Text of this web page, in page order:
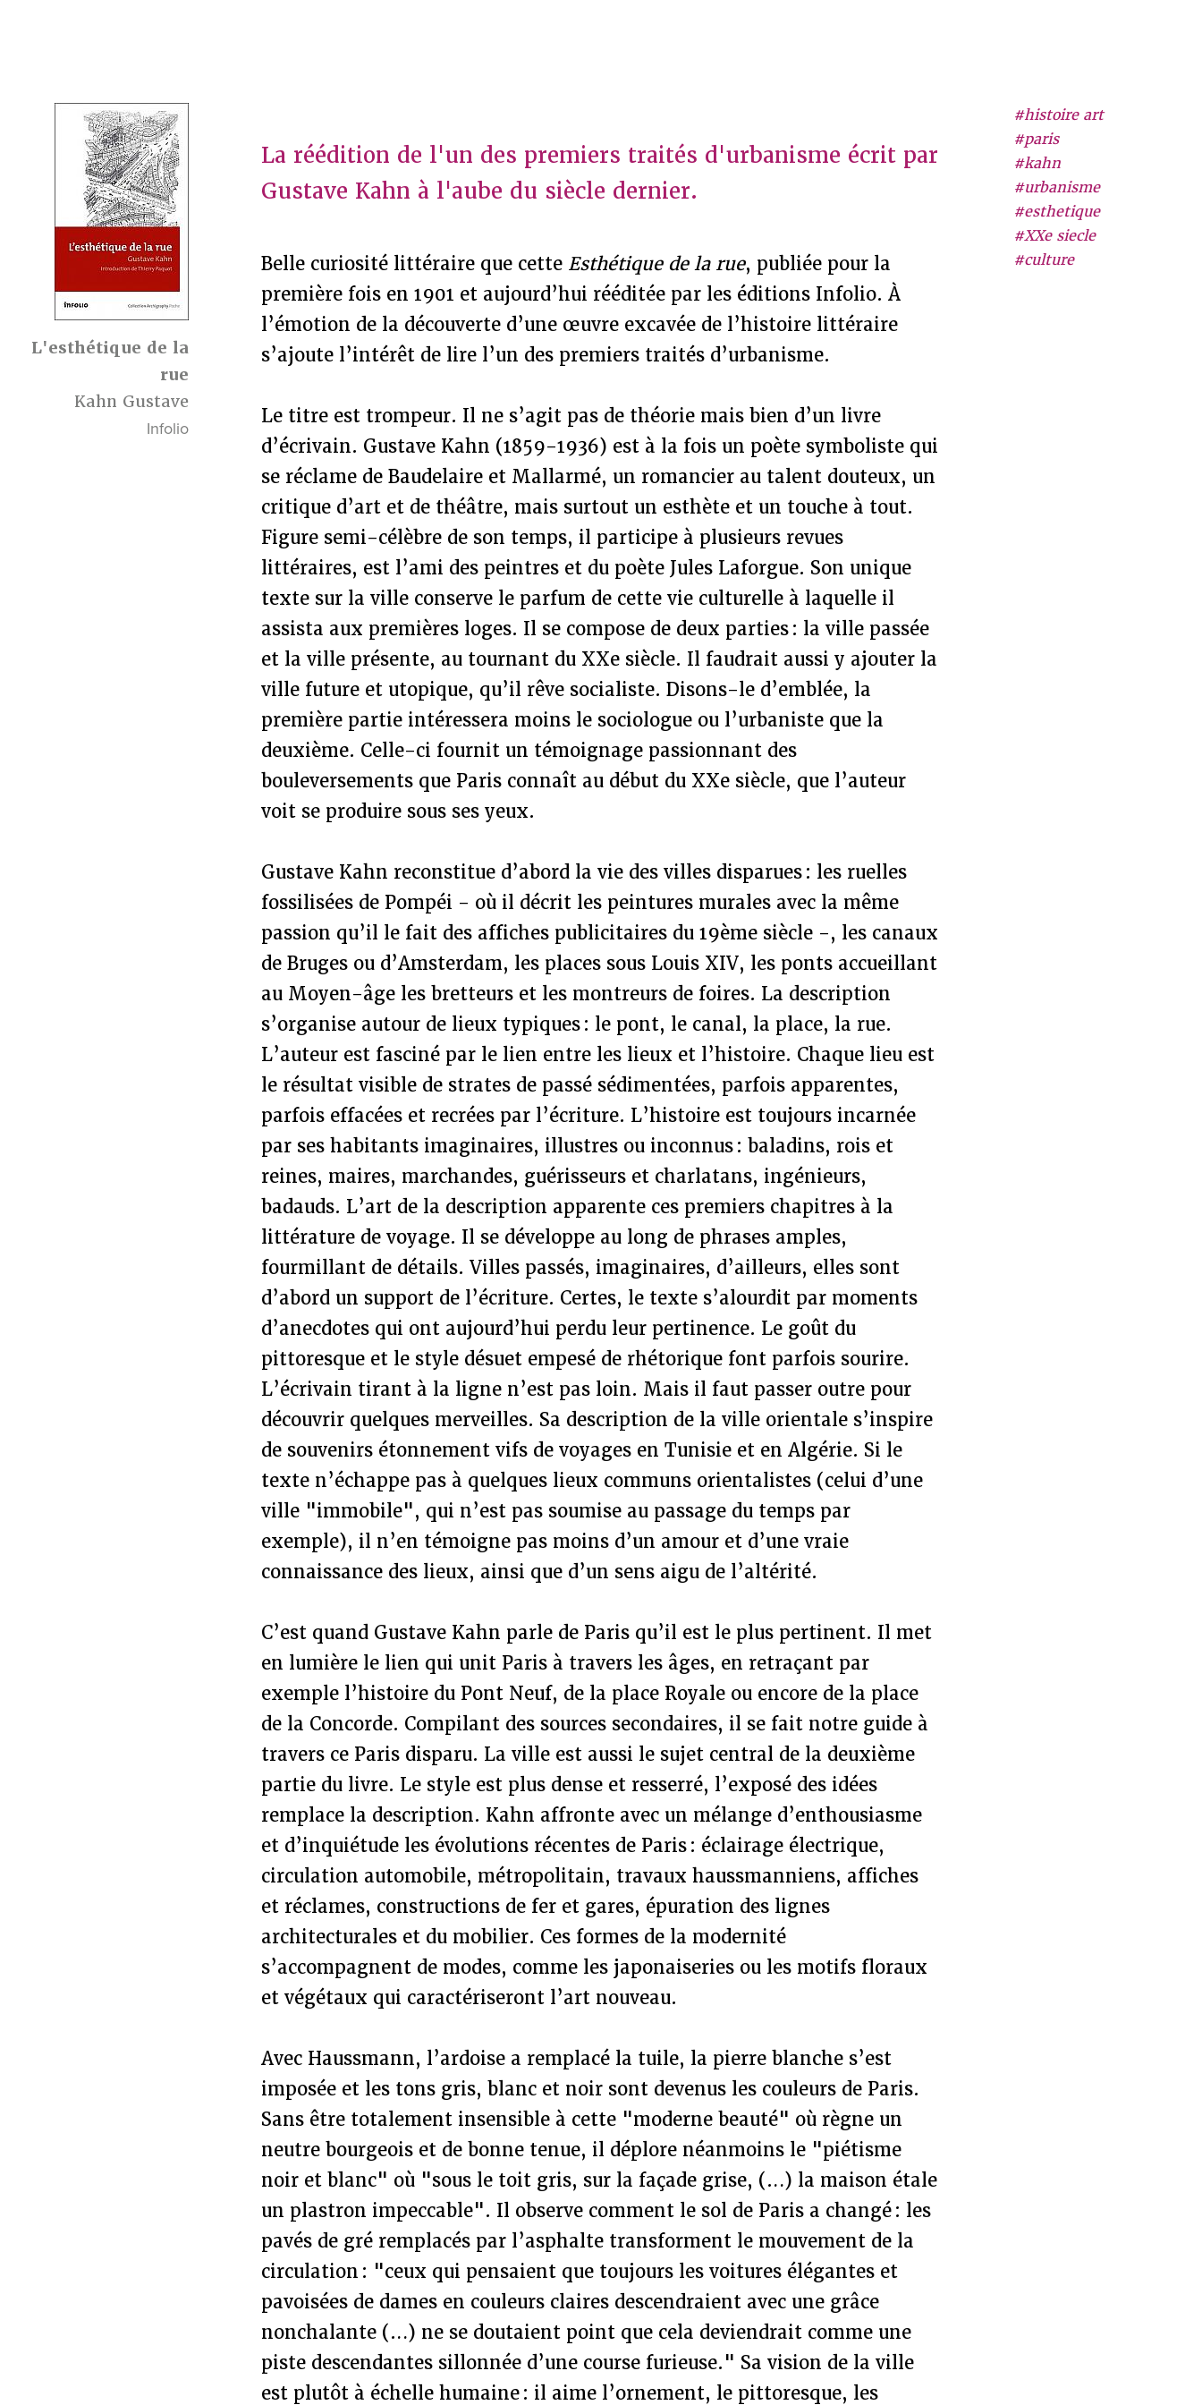
L'esthétique de la
rue
Kahn Gustave
Infolio
#histoire art
#paris
#kahn
#urbanisme
#esthetique
#XXe siecle
#culture
La réédition de l'un des premiers traités d'urbanisme écrit par
Gustave Kahn à l'aube du siècle dernier.
Belle curiosité littéraire que cette Esthétique de la rue, publiée pour la
première fois en 1901 et aujourd’hui rééditée par les éditions Infolio. À
l’émotion de la découverte d’une œuvre excavée de l’histoire littéraire
s’ajoute l’intérêt de lire l’un des premiers traités d’urbanisme.
Le titre est trompeur. Il ne s’agit pas de théorie mais bien d’un livre
d’écrivain. Gustave Kahn (1859-1936) est à la fois un poète symboliste qui
se réclame de Baudelaire et Mallarmé, un romancier au talent douteux, un
critique d’art et de théâtre, mais surtout un esthète et un touche à tout.
Figure semi-célèbre de son temps, il participe à plusieurs revues
littéraires, est l’ami des peintres et du poète Jules Laforgue. Son unique
texte sur la ville conserve le parfum de cette vie culturelle à laquelle il
assista aux premières loges. Il se compose de deux parties : la ville passée
et la ville présente, au tournant du XXe siècle. Il faudrait aussi y ajouter la
ville future et utopique, qu’il rêve socialiste. Disons-le d’emblée, la
première partie intéressera moins le sociologue ou l’urbaniste que la
deuxième. Celle-ci fournit un témoignage passionnant des
bouleversements que Paris connaît au début du XXe siècle, que l’auteur
voit se produire sous ses yeux.
Gustave Kahn reconstitue d’abord la vie des villes disparues : les ruelles
fossilisées de Pompéi - où il décrit les peintures murales avec la même
passion qu’il le fait des affiches publicitaires du 19ème siècle -, les canaux
de Bruges ou d’Amsterdam, les places sous Louis XIV, les ponts accueillant
au Moyen-âge les bretteurs et les montreurs de foires. La description
s’organise autour de lieux typiques : le pont, le canal, la place, la rue.
L’auteur est fasciné par le lien entre les lieux et l’histoire. Chaque lieu est
le résultat visible de strates de passé sédimentées, parfois apparentes,
parfois effacées et recrées par l’écriture. L’histoire est toujours incarnée
par ses habitants imaginaires, illustres ou inconnus : baladins, rois et
reines, maires, marchandes, guérisseurs et charlatans, ingénieurs,
badauds. L’art de la description apparente ces premiers chapitres à la
littérature de voyage. Il se développe au long de phrases amples,
fourmillant de détails. Villes passés, imaginaires, d’ailleurs, elles sont
d’abord un support de l’écriture. Certes, le texte s’alourdit par moments
d’anecdotes qui ont aujourd’hui perdu leur pertinence. Le goût du
pittoresque et le style désuet empesé de rhétorique font parfois sourire.
L’écrivain tirant à la ligne n’est pas loin. Mais il faut passer outre pour
découvrir quelques merveilles. Sa description de la ville orientale s’inspire
de souvenirs étonnement vifs de voyages en Tunisie et en Algérie. Si le
texte n’échappe pas à quelques lieux communs orientalistes (celui d’une
ville "immobile", qui n’est pas soumise au passage du temps par
exemple), il n’en témoigne pas moins d’un amour et d’une vraie
connaissance des lieux, ainsi que d’un sens aigu de l’altérité.
C’est quand Gustave Kahn parle de Paris qu’il est le plus pertinent. Il met
en lumière le lien qui unit Paris à travers les âges, en retraçant par
exemple l’histoire du Pont Neuf, de la place Royale ou encore de la place
de la Concorde. Compilant des sources secondaires, il se fait notre guide à
travers ce Paris disparu. La ville est aussi le sujet central de la deuxième
partie du livre. Le style est plus dense et resserré, l’exposé des idées
remplace la description. Kahn affronte avec un mélange d’enthousiasme
et d’inquiétude les évolutions récentes de Paris : éclairage électrique,
circulation automobile, métropolitain, travaux haussmanniens, affiches
et réclames, constructions de fer et gares, épuration des lignes
architecturales et du mobilier. Ces formes de la modernité
s’accompagnent de modes, comme les japonaiseries ou les motifs floraux
et végétaux qui caractériseront l’art nouveau.
Avec Haussmann, l’ardoise a remplacé la tuile, la pierre blanche s’est
imposée et les tons gris, blanc et noir sont devenus les couleurs de Paris.
Sans être totalement insensible à cette "moderne beauté" où règne un
neutre bourgeois et de bonne tenue, il déplore néanmoins le "piétisme
noir et blanc" où "sous le toit gris, sur la façade grise, (…) la maison étale
un plastron impeccable". Il observe comment le sol de Paris a changé : les
pavés de gré remplacés par l’asphalte transforment le mouvement de la
circulation : "ceux qui pensaient que toujours les voitures élégantes et
pavoisées de dames en couleurs claires descendraient avec une grâce
nonchalante (…) ne se doutaient point que cela deviendrait comme une
piste descendantes sillonnée d’une course furieuse." Sa vision de la ville
est plutôt à échelle humaine : il aime l’ornement, le pittoresque, les